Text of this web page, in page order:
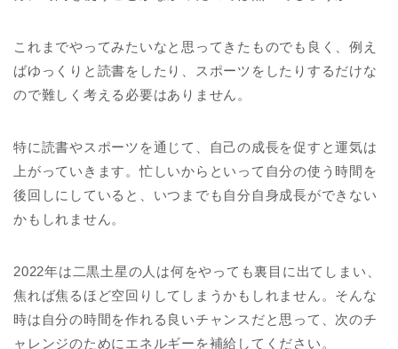
これまでやってみたいなと思ってきたものでも良く、例え
ばゆっくりと読書をしたり、スポーツをしたりするだけな
ので難しく考える必要はありません。
特に読書やスポーツを通じて、自己の成長を促すと運気は
上がっていきます。忙しいからといって自分の使う時間を
後回しにしていると、いつまでも自分自身成長ができない
かもしれません。
2022年は二黒土星の人は何をやっても裏目に出てしまい、
焦れば焦るほど空回りしてしまうかもしれません。そんな
時は自分の時間を作れる良いチャンスだと思って、次のチ
ャレンジのためにエネルギーを補給してください。